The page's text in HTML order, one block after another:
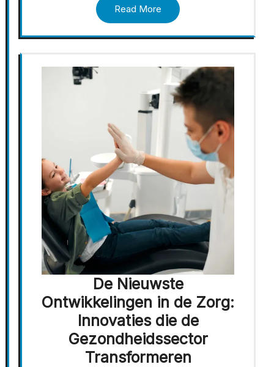
Read More
De Nieuwste
Ontwikkelingen in de Zorg:
Innovaties die de
Gezondheidssector
Transformeren